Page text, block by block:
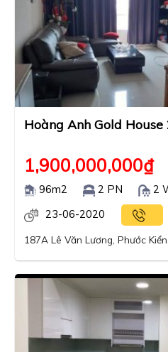
Hoàng Anh Gold House
1,900,000,000₫
96m2 2 PN
2
23-06-2020
187A Lê Văn Lương, Phước